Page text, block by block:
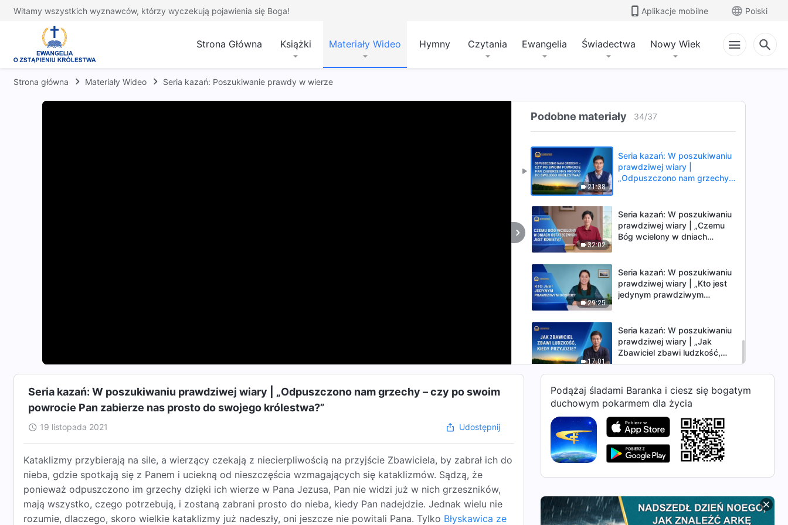
Witamy wszystkich wyznawców, którzy wyczekują pojawienia się Boga! Aplikacje mobilne Polski
Strona Główna Książki Materiały Wideo Hymny Czytania Ewangelia Świadectwa Nowy Wiek
Strona główna Materiały Wideo Seria kazań: Poszukiwanie prawdy w wierze
Podobne materiały 34/37
się obronić ideę Trójcy?”
Seria kazań: W poszukiwaniu
prawdziwej wiary | „Co Pan
zbawić ludzkość i
przekształcić nasz los?”
21:38
Seria kazań: W poszukiwaniu
prawdziwej wiary |
„Odpuszczono nam grzechy –
swojego królestwa?”
32:02
Seria kazań: W poszukiwaniu
prawdziwej wiary | „Czemu
Bóg wcielony w dniach
29:25
Seria kazań: W poszukiwaniu
prawdziwej wiary | „Kto jest
jedynym prawdziwym
17:01
Seria kazań: W poszukiwaniu
prawdziwej wiary | „Jak
Zbawiciel zbawi ludzkość,
kiedy przyjdzie?”
Seria kazań: W poszukiwaniu prawdziwej wiary | „Odpuszczono nam grzechy – czy po swoim
powrocie Pan zabierze nas prosto do swojego królestwa?”
19 listopada 2021 Udostępnij
Kataklizmy przybierają na sile, a wierzący czekają z niecierpliwością na przyjście Zbawiciela, by zabrał ich do
nieba, gdzie spotkają się z Panem i uciekną od nieszczęścia wzmagających się kataklizmów. Sądzą, że
ponieważ odpuszczono im grzechy dzięki ich wierze w Pana Jezusa, Pan nie widzi już w nich grzeszników,
mają wszystko, czego potrzebują, i zostaną zabrani prosto do nieba, kiedy Pan nadejdzie. Jednak wielu nie
rozumie, dlaczego, skoro wielkie kataklizmy już nadeszły, oni jeszcze nie powitali Pana. Tylko Błyskawica ze
Podążaj śladami Baranka i ciesz się bogatym
duchowym pokarmem dla życia